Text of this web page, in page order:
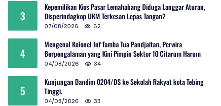
3
Kepemilikan Kios Pasar Lemahabang Diduga Langgar Aturan,
Disperindagkop UKM Terkesan Lepas Tangan?
07/08/2026 62
4
Mengenal Kolonel Inf Tamba Tua Pandjaitan, Perwira
Berpengalaman yang Kini Pimpin Sektor 10 Citarum Harum
04/08/2026 34
5
Kunjungan Dandim 0204/DS ke Sekolah Rakyat kota Tebing
Tinggi.
04/08/2026 33